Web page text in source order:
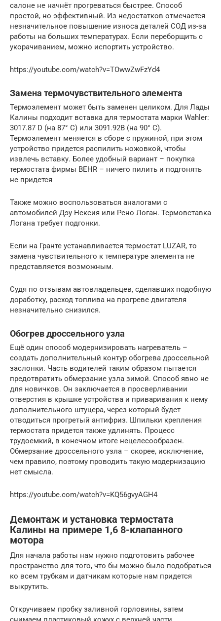
салоне не начнёт прогреваться быстрее. Способ
простой, но эффективный. Из недостатков отмечается
незначительное повышение износа деталей СОД из-за
работы на больших температурах. Если переборщить с
укорачиванием, можно испортить устройство.
https://youtube.com/watch?v=TOwwZwFzYd4
Замена термочувствительного элемента
Термоэлемент может быть заменен целиком. Для Лады
Калины подходит вставка для термостата марки Wahler:
3017.87 D (на 87° C) или 3091.92В (на 90° C).
Термоэлемент меняется в сборе с пружиной, при этом
устройство придется распилить ножовкой, чтобы
извлечь вставку. Более удобный вариант – покупка
термостата фирмы BEHR – ничего пилить и подгонять
не придется
Также можно воспользоваться аналогами с
автомобилей Дэу Нексия или Рено Логан. Термовставка
Логана требует подгонки.
Если на Гранте устанавливается термостат LUZAR, то
замена чувствительного к температуре элемента не
представляется возможным.
Судя по отзывам автовладельцев, сделавших подобную
доработку, расход топлива на прогреве двигателя
незначительно снизился.
Обогрев дроссельного узла
Ещё один способ модернизировать нагреватель –
создать дополнительный контур обогрева дроссельной
заслонки. Часть водителей таким образом пытается
предотвратить обмерзание узла зимой. Способ явно не
для новичков. Он заключается в просверливании
отверстия в крышке устройства и приваривания к нему
дополнительного штуцера, через который будет
отводиться прогретый антифриз. Шпильки крепления
термостата придется также удлинять. Процесс
трудоемкий, в конечном итоге нецелесообразен.
Обмерзание дроссельного узла – скорее, исключение,
чем правило, поэтому проводить такую модернизацию
нет смысла.
https://youtube.com/watch?v=KQ56gvyAGH4
Демонтаж и установка термостата
Калины на примере 1,6 8-клапанного
мотора
Для начала работы нам нужно подготовить рабочее
пространство для того, что бы можно было подобраться
ко всем трубкам и датчикам которые нам придется
выкрутить.
Откручиваем пробку заливной горловины, затем